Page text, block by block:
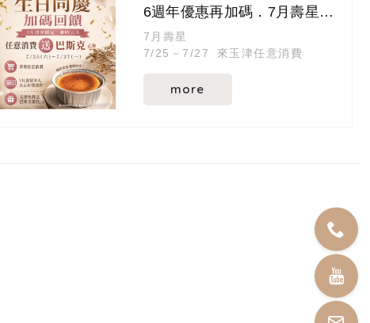
6週年優惠再加碼．7月壽星注意！
7月壽星
7/25－7/27 來玉津任意消費
more